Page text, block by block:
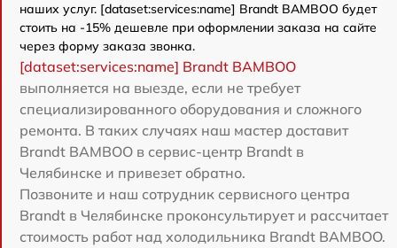
наших услуг. [dataset:services:name] Brandt BAMBOO будет
стоить на -15% дешевле при оформлении заказа на сайте
через форму заказа звонка.
[dataset:services:name] Brandt BAMBOO
выполняется на выезде, если не требует
специализированного оборудования и сложного
ремонта. В таких случаях наш мастер доставит
Brandt BAMBOO в сервис-центр Brandt в
Челябинске и привезет обратно.
Позвоните и наш сотрудник сервисного центра
Brandt в Челябинске проконсультирует и рассчитает
стоимость работ над холодильника Brandt BAMBOO.